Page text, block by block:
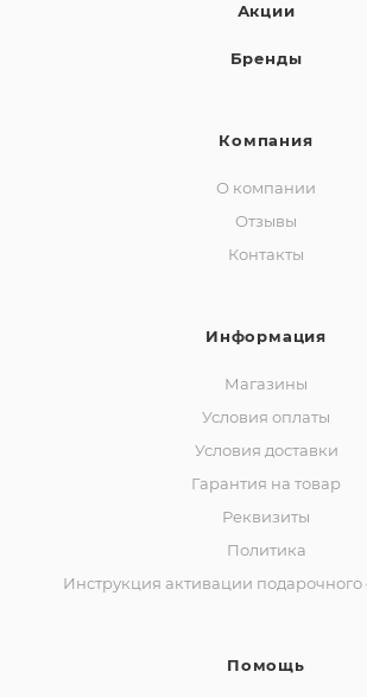
Акции
Бренды
Компания
О компании
Отзывы
Контакты
Информация
Магазины
Условия оплаты
Условия доставки
Гарантия на товар
Реквизиты
Политика
Инструкция активации подарочного
Помощь